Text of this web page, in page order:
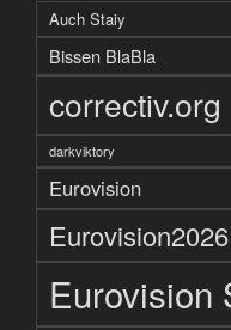
Auch Staiy
Bissen BlaBla
correctiv.org
darkviktory
Eurovision
Eurovision2026
Eurovision